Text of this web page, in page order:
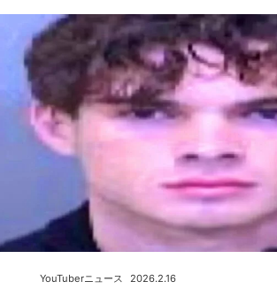
2026.2.16
YouTuberニュース